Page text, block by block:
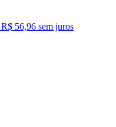
R$ 56,96 sem juros